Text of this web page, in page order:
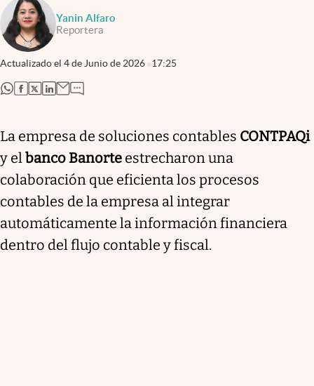
Yanin Alfaro
Reportera
Actualizado el 4 de Junio de 2026 17:25
abre en nueva pestaña
abre en nueva pestaña
abre en nueva pestaña
abre en nueva pestaña
La empresa de soluciones contables CONTPAQi
y elbanco Banorte estrecharon una
colaboración que eficienta los procesos
contables de la empresa al integrar
automáticamente la información financiera
dentro del flujo contable y fiscal.